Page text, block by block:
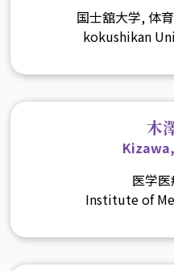
国士舘大学, 体
kokushikan
木
医学
Institute of